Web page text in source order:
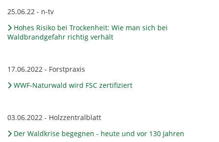
25.06.22 - n-tv
Hohes Risiko bei Trockenheit: Wie man sich bei
Waldbrandgefahr richtig verhält
17.06.2022 - Forstpraxis
WWF-Naturwald wird FSC zertifiziert
03.06.2022 - Holzzentralblatt
Der Waldkrise begegnen - heute und vor 130 Jahren